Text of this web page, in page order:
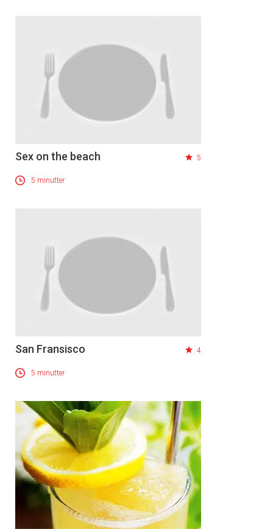
Sex on the beach 5
5 minutter
San Fransisco 4
5 minutter